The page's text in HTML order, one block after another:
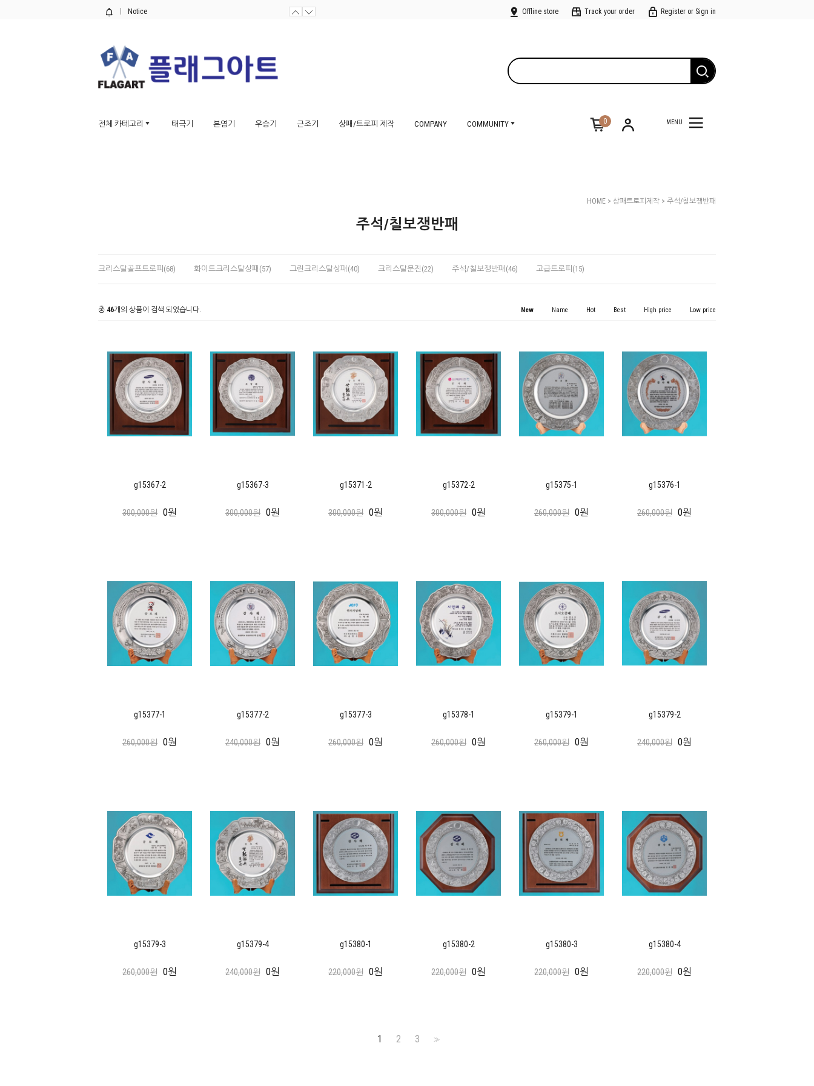
Notice Offline store Track your order Register or Sign in
전체 카테고리 태극기 본염기 우승기 근조기 상패/트로피 제작 COMPANY COMMUNITY 0 MENU
HOME > 상패트로피제작 > 주석/칠보쟁반패
주석/칠보쟁반패
크리스탈골프트로피(68) 화이트크리스탈상패(57) 그린크리스탈상패(40) 크리스탈문진(22) 주석/칠보쟁반패(46) 고급트로피(15)
총 46개의 상품이 검색 되었습니다. New Name Hot Best High price Low price
g15367-2
300,000원 0원
g15367-3
300,000원 0원
g15371-2
300,000원 0원
g15372-2
300,000원 0원
g15375-1
260,000원 0원
g15376-1
260,000원 0원
g15377-1
260,000원 0원
g15377-2
240,000원 0원
g15377-3
260,000원 0원
g15378-1
260,000원 0원
g15379-1
260,000원 0원
g15379-2
240,000원 0원
g15379-3
260,000원 0원
g15379-4
240,000원 0원
g15380-1
220,000원 0원
g15380-2
220,000원 0원
g15380-3
220,000원 0원
g15380-4
220,000원 0원
1 2 3 >>